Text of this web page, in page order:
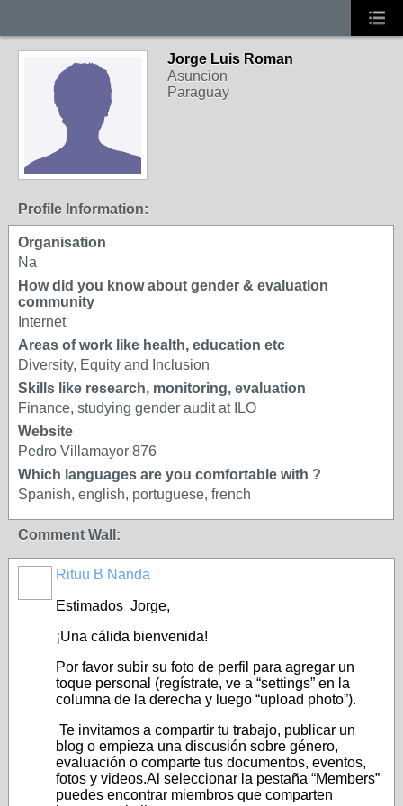
Jorge Luis Roman
Asuncion
Paraguay
Profile Information:
Organisation
Na
How did you know about gender & evaluation
community
Internet
Areas of work like health, education etc
Diversity, Equity and Inclusion
Skills like research, monitoring, evaluation
Finance, studying gender audit at ILO
Website
Pedro Villamayor 876
Which languages are you comfortable with ?
Spanish, english, portuguese, french
Comment Wall:
Rituu B Nanda
Estimados Jorge,
¡Una cálida bienvenida!
Por favor subir su foto de perfil para agregar un
toque personal (regístrate, ve a “settings” en la
columna de la derecha y luego “upload photo”).
Te invitamos a compartir tu trabajo, publicar un
blog o empieza una discusión sobre género,
evaluación o comparte tus documentos, eventos,
fotos y videos.Al seleccionar la pestaña “Members”
puedes encontrar miembros que comparten